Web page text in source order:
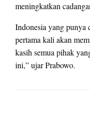
meningkatkan
Indonesia yang
pertama kali akan
kasih semua pihak
ini,” ujar Prabowo.